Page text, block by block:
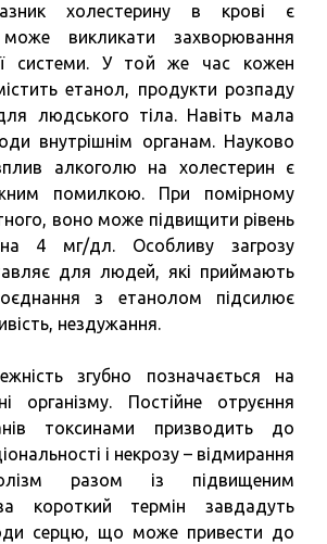
холестерину в крові є
викликати захворювання
системи. У той же час кожен
етанол, продукти розпаду
людського тіла. Навіть мала
внутрішнім органам. Науково
алкоголю на холестерин є
помилкою. При помірному
воно може підвищити рівень
4 мг/дл. Особливу загрозу
для людей, які приймають
з етанолом підсилює
нездужання.
згубно позначається на
організму. Постійне отруєння
токсинами призводить до
і некрозу – відмирання
разом із підвищеним
короткий термін завдадуть
серцю, що може привести до